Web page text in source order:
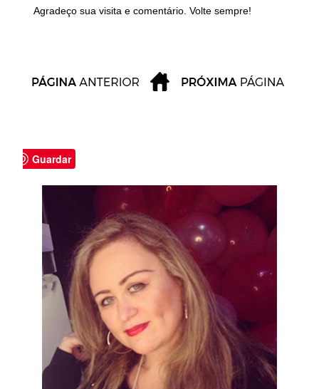
Agradeço sua visita e comentário. Volte sempre!
Guardar